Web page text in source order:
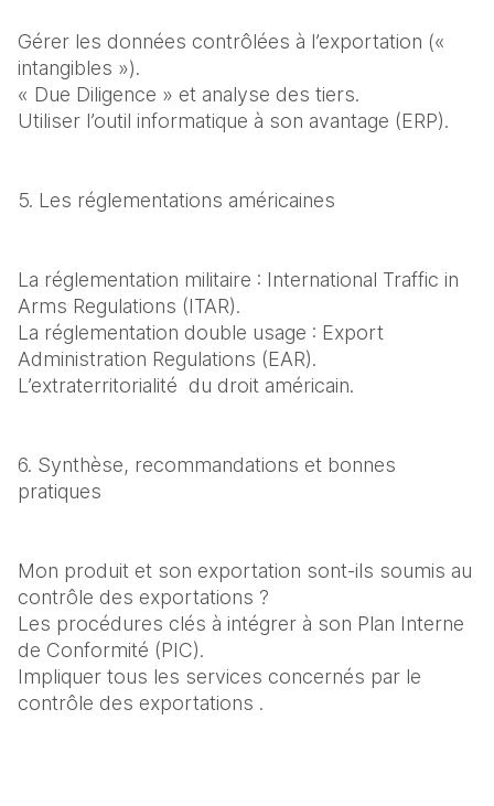
Gérer les données contrôlées à l’exportation («
intangibles »).
« Due Diligence » et analyse des tiers.
Utiliser l’outil informatique à son avantage (ERP).
5. Les réglementations américaines
La réglementation militaire : International Traffic in
Arms Regulations (ITAR).
La réglementation double usage : Export
Administration Regulations (EAR).
L’extraterritorialité  du droit américain.
6. Synthèse, recommandations et bonnes
pratiques
Mon produit et son exportation sont-ils soumis au
contrôle des exportations ?
Les procédures clés à intégrer à son Plan Interne
de Conformité (PIC).
Impliquer tous les services concernés par le
contrôle des exportations .